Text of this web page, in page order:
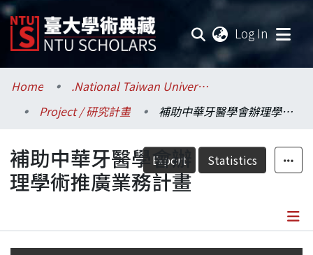
Log In
Communities & Collections
Research Outputs
Fundings & Projects
Researchers
Home
.National Taiwan University / 國立臺灣大學
Project / 研究計畫
補助中華牙醫學會辦理學術推廣業務計畫
Export Statistics
補助中華牙醫學會辦
理學術推廣業務計畫
Details